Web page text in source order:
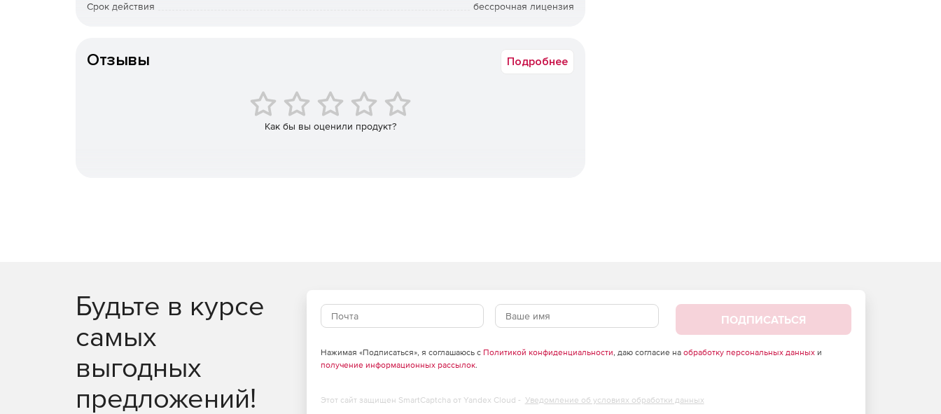
специалистов компании-заказчика. В состав платформы входят серверные решения, наборы служб и
сервисов и компоненты. IS-Builder не только представляет собой платформу (среду выполнения), но
освоить IS-Builder для последующего развития ECM-системы предприятия.
частями IT-инфраструктуры организации по различным направлениям обеспечивается открытой
архитектурой и развитыми интеграционными механизмами.
Работа с Directum через Интернет и Интранет реализована в Directum по нескольким направлениям.
Сервер web-доступа обеспечивает работу с документами и задачами через интерфейс браузера.
Портальные компоненты Directum для SharePoint предлагают специализированный интерфейс
работы с данными системы через корпоративный портал.
Срок действия бессрочная лицензия
Отзывы Подробнее
Как бы вы оценили продукт?
Будьте в курсе
самых
выгодных
предложений!
ПОДПИСАТЬСЯ
Нажимая «Подписаться», я соглашаюсь с Политикой конфиденциальности, даю согласие на обработку персональных данныхи
получение информационных рассылок.
Этот сайт защищен SmartCaptcha от Yandex Cloud - Уведомление об условиях обработки данных